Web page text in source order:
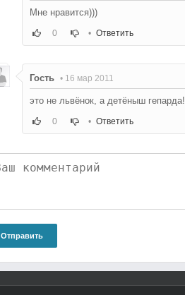
Мне нравится)))
0 • Ответить
Гость • 16 мар 2011
это не львёнок, а детёныш гепарда!
0 • Ответить
Отправить